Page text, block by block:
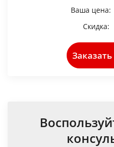
Ваша цена:
Скидка: